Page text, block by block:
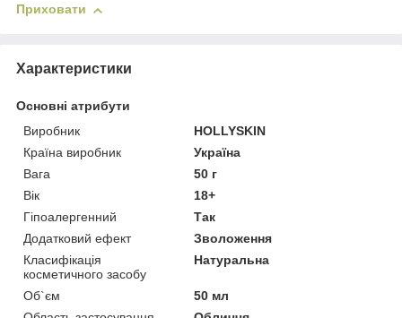
Приховати
Характеристики
Основні атрибути
Виробник
HOLLYSKIN
Країна виробник
Україна
Вага
50 г
Вік
18+
Гіпоалергенний
Так
Додатковий ефект
Зволоження
Класифікація
косметичного засобу
Натуральна
Об`єм
50 мл